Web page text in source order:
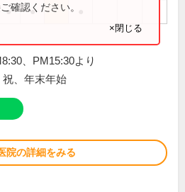
● ●
確認ください。
×閉じる
、PM15:30より
、年末年始
院の詳細をみる